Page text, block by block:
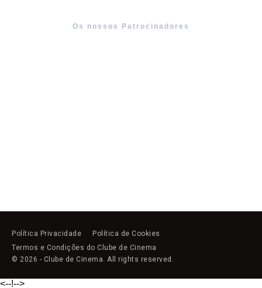
Os nossos Patrocinadores
Política Privacidade
Política de Cookies
Termos e Condições do Clube de Cinema
© 2026 - Clube de Cinema. All rights reserved.
<--!-->